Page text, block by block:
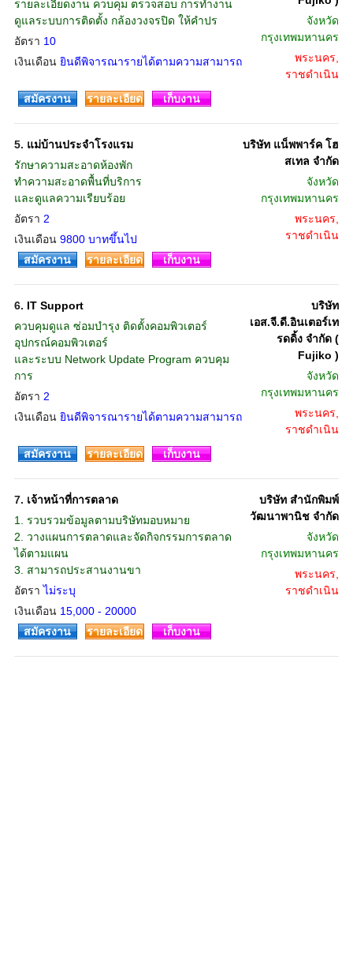
รายละเอียดงาน ควบคุม ตรวจสอบ การทำงาน
ดูแลระบบการติดตั้ง กล้องวงจรปิด ให้คำปร
อัตรา 10
เงินเดือน ยินดีพิจารณารายได้ตามความสามารถ
จังหวัด
กรุงเทพมหานคร
พระนคร,
ราชดำเนิน
สมัครงาน
รายละเอียด เก็บงาน
5. แม่บ้านประจำโรงแรม
รักษาความสะอาดห้องพัก
ทำความสะอาดพื้นที่บริการ
และดูแลความเรียบร้อย
อัตรา 2
เงินเดือน 9800 บาทขึ้นไป
บริษัท แน็พพาร์ค โฮ
สเทล จำกัด
จังหวัด
กรุงเทพมหานคร
พระนคร,
ราชดำเนิน
สมัครงาน
รายละเอียด เก็บงาน
6. IT Support
ควบคุมดูแล ซ่อมบำรุง ติดตั้งคอมพิวเตอร์
อุปกรณ์คอมพิวเตอร์
และระบบ Network Update Program ควบคุม
การ
อัตรา 2
เงินเดือน ยินดีพิจารณารายได้ตามความสามารถ
บริษัท
เอส.จี.ดี.อินเตอร์เท
รดดิ้ง จำกัด (
Fujiko )
จังหวัด
กรุงเทพมหานคร
พระนคร,
ราชดำเนิน
สมัครงาน
รายละเอียด เก็บงาน
7. เจ้าหน้าที่การตลาด
1. รวบรวมข้อมูลตามบริษัทมอบหมาย
2. วางแผนการตลาดและจัดกิจกรรมการตลาด
ได้ตามแผน
3. สามารถประสานงานขา
อัตราไม่ระบุ
เงินเดือน 15,000 - 20000
บริษัท สำนักพิมพ์
วัฒนาพานิช จำกัด
จังหวัด
กรุงเทพมหานคร
พระนคร,
ราชดำเนิน
สมัครงาน รายละเอียด เก็บงาน